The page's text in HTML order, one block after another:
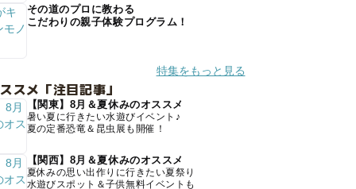
その道のプロに教わる
こだわりの親子体験プログラム！
特集をもっと見る
スメ「注目記事」
【関東】8月＆夏休みのオススメ
暑い夏に行きたい水遊びイベント♪
夏の定番恐竜＆昆虫展も開催！
【関西】8月＆夏休みのオススメ
夏休みの思い出作りに行きたい夏祭り
水遊びスポット＆子供無料イベントも